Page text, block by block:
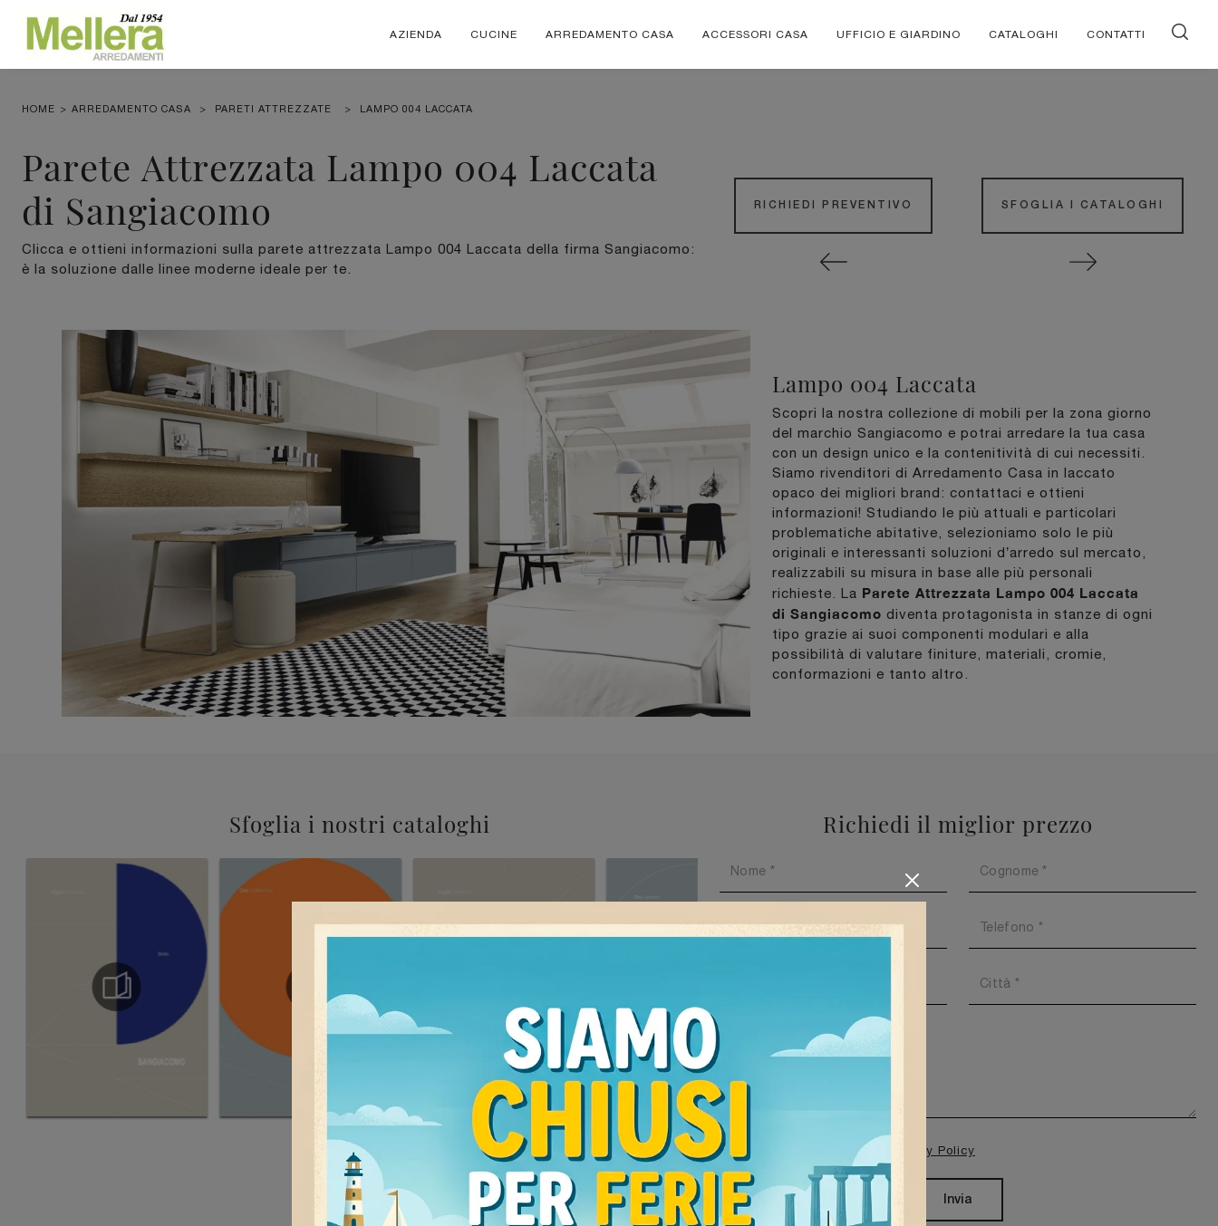
AZIENDA CUCINE ARREDAMENTO CASA ACCESSORI CASA UFFICIO E GIARDINO CATALOGHI CONTATTI
HOME > ARREDAMENTO CASA > PARETI ATTREZZATE > LAMPO 004 LACCATA
Parete Attrezzata Lampo 004 Laccata
di Sangiacomo
Clicca e ottieni informazioni sulla parete attrezzata Lampo 004 Laccata della firma Sangiacomo:
è la soluzione dalle linee moderne ideale per te.
RICHIEDI PREVENTIVO SFOGLIA I CATALOGHI
Lampo 004 Laccata
Scopri la nostra collezione di mobili per la zona giorno
del marchio Sangiacomo e potrai arredare la tua casa
con un design unico e la contenitività di cui necessiti.
Siamo rivenditori di Arredamento Casa in laccato
opaco dei migliori brand: contattaci e ottieni
informazioni! Studiando le più attuali e particolari
problematiche abitative, selezioniamo solo le più
originali e interessanti soluzioni d’arredo sul mercato,
realizzabili su misura in base alle più personali
richieste. La Parete Attrezzata Lampo 004 Laccata
di Sangiacomo diventa protagonista in stanze di ogni
tipo grazie ai suoi componenti modulari e alla
possibilità di valutare finiture, materiali, cromie,
conformazioni e tanto altro.
Sfoglia i nostri cataloghi Richiedi il miglior prezzo
Ho preso visione della Privacy Policy
Invia